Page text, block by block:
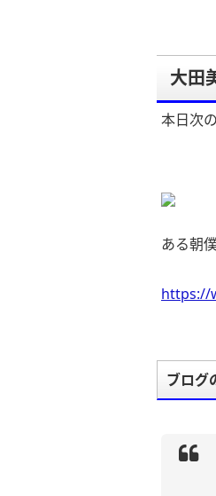
大田
本日次
ある朝
https://
ブログ